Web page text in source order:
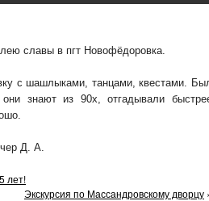
славы в пгт Новофёдоровка.
с шашлыками, танцами, квестами.
знают из 90х, отгадывали
Д. А.
лет!
Экскурсия по Массандровскому дворцу